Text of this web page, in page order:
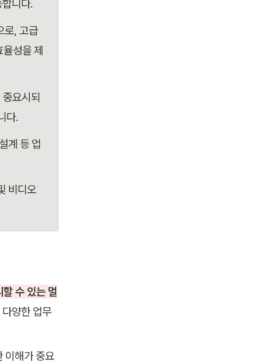
니다.
로, 고급
성을 제
요시되
다.
계 등 업
비디오
수 있는 멀
양한 업무
이해가 중요